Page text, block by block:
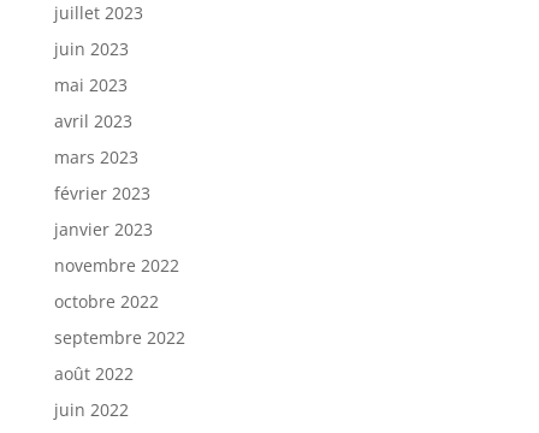
juillet 2023
juin 2023
mai 2023
avril 2023
mars 2023
février 2023
janvier 2023
novembre 2022
octobre 2022
septembre 2022
août 2022
juin 2022